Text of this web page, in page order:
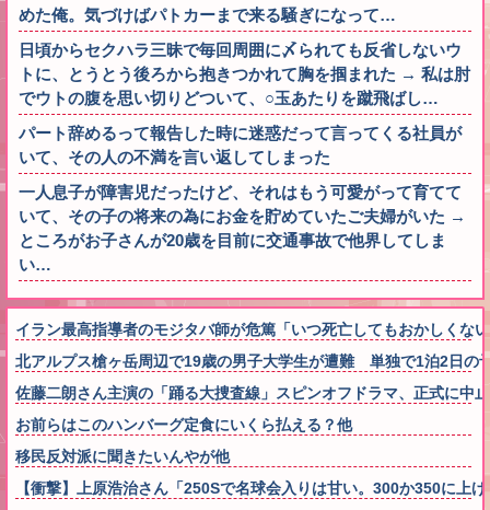
めた俺。気づけばパトカーまで来る騒ぎになって…
日頃からセクハラ三昧で毎回周囲に〆られても反省しないウ
トに、とうとう後ろから抱きつかれて胸を掴まれた → 私は肘
でウトの腹を思い切りどついて、○玉あたりを蹴飛ばし…
パート辞めるって報告した時に迷惑だって言ってくる社員が
いて、その人の不満を言い返してしまった
一人息子が障害児だったけど、それはもう可愛がって育てて
いて、その子の将来の為にお金を貯めていたご夫婦がいた →
ところがお子さんが20歳を目前に交通事故で他界してしま
い…
イラン最高指導者のモジタバ師が危篤「いつ死亡してもおかしく
北アルプス槍ヶ岳周辺で19歳の男子大学生が遭難 単独で1泊2日
佐藤二朗さん主演の「踊る大捜査線」スピンオフドラマ、正式に中
お前らはこのハンバーグ定食にいくら払える？他
移民反対派に聞きたいんやが他
【衝撃】上原浩治さん「250Sで名球会入りは甘い。300か350に上